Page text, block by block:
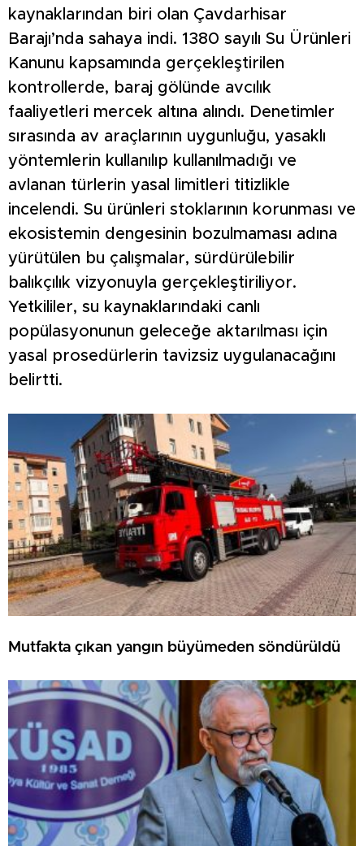
kaynaklarından biri olan Çavdarhisar
Barajı’nda sahaya indi. 1380 sayılı Su Ürünleri
Kanunu kapsamında gerçekleştirilen
kontrollerde, baraj gölünde avcılık
faaliyetleri mercek altına alındı. Denetimler
sırasında av araçlarının uygunluğu, yasaklı
yöntemlerin kullanılıp kullanılmadığı ve
avlanan türlerin yasal limitleri titizlikle
incelendi. Su ürünleri stoklarının korunması ve
ekosistemin dengesinin bozulmaması adına
yürütülen bu çalışmalar, sürdürülebilir
balıkçılık vizyonuyla gerçekleştiriliyor.
Yetkililer, su kaynaklarındaki canlı
popülasyonunun geleceğe aktarılması için
yasal prosedürlerin tavizsiz uygulanacağını
belirtti.
Mutfakta çıkan yangın büyümeden söndürüldü